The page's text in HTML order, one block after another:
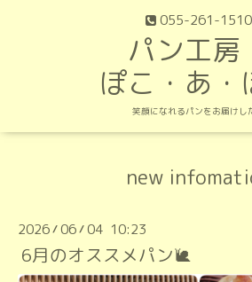
055-261-1510
パン工房
ぽこ・あ・
笑顔になれるパンをお届けし
new
2026/06/04 10:23
6月のオススメパン🐌